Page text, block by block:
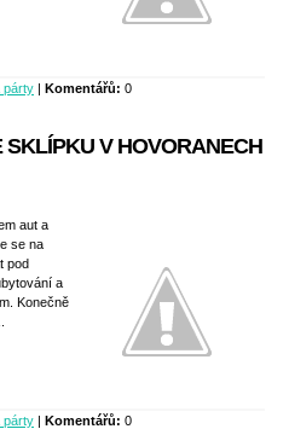
párty | Komentářů: 0
SKLÍPKU V HOVORANECH
aut a
se na
pod
a
Konečně
párty | Komentářů: 0